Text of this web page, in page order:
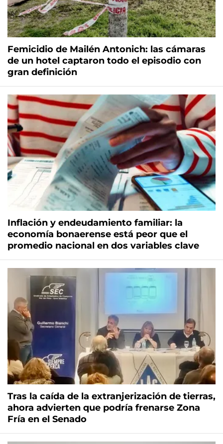
Femicidio de Mailén Antonich: las cámaras
de un hotel captaron todo el episodio con
gran definición
Inflación y endeudamiento familiar: la
economía bonaerense está peor que el
promedio nacional en dos variables clave
Tras la caída de la extranjerización de tierras,
ahora advierten que podría frenarse Zona
Fría en el Senado